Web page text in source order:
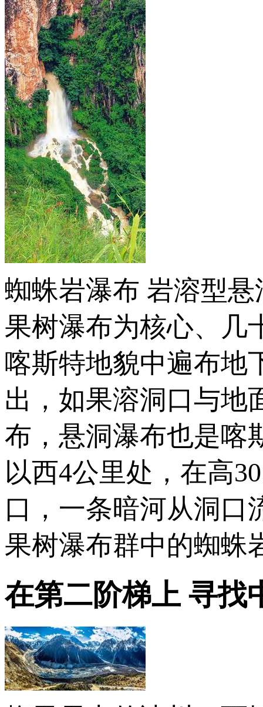
蜘蛛岩瀑布 岩溶型
果树瀑布为核心、几
喀斯特地貌中遍布地
出，如果溶洞口与地
布，悬洞瀑布也是喀
以西4公里处，在高
口，一条暗河从洞口
果树瀑布群中的蜘蛛
在第二阶梯上 寻找